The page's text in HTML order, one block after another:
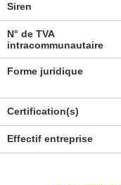
Siren
N° de TVA
intracommunautaire
Forme juridique
Certification(s)
Effectif entreprise